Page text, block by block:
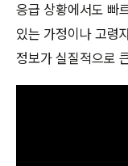
응급 상황에서도 빠
있는 가정이나 고령
정보가 실질적으로